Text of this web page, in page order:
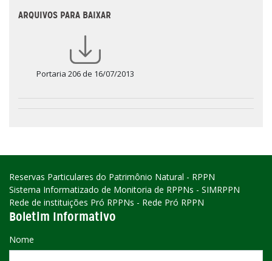
ARQUIVOS PARA BAIXAR
Portaria 206 de 16/07/2013
Reservas Particulares do Patrimônio Natural - RPPN
Sistema Informatizado de Monitoria de RPPNs - SIMRPPN
Rede de instituições Pró RPPNs - Rede Pró RPPN
Boletim Informativo
Nome